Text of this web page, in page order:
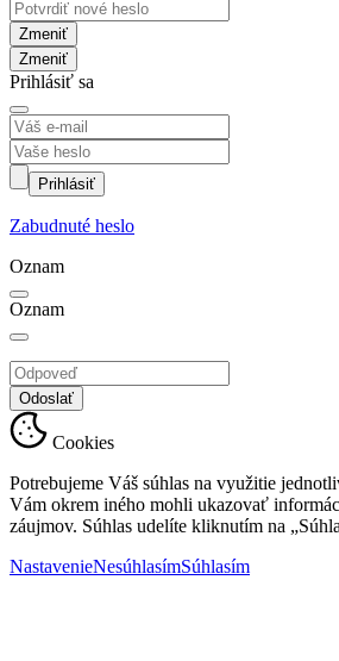
Zmeniť
Prihlásiť sa
Prihlásiť
Zabudnuté heslo
Oznam
Oznam
Odoslať
Cookies
Potrebujeme Váš súhlas na využitie
Vám okrem iného mohli ukazovať
záujmov. Súhlas udelíte kliknutím na
NastavenieNesúhlasímSúhlasím